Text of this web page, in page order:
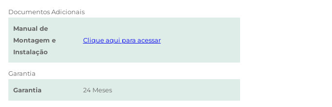
Documentos Adicionais
Manual de
Montagem e
Instalação
Clique aqui para acessar
Garantia
Garantia 24 Meses